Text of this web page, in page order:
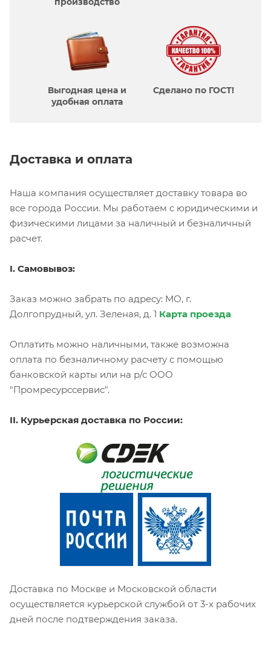
Выгодная цена и
удобная оплата
Сделано по ГОСТ!
Доставка и оплата
Наша компания осуществляет доставку товара во
все города России. Мы работаем с юридическими и
физическими лицами за наличный и безналичный
расчет.
I. Самовывоз:
Заказ можно забрать по адресу: МО, г.
Долгопрудный, ул. Зеленая, д. 1 Карта проезда
Оплатить можно наличными, также возможна
оплата по безналичному расчету с помощью
банковской карты или на р/с ООО
"Промресурссервис".
II. Курьерская доставка по России:
Доставка по Москве и Московской области
осуществляется курьерской службой от 3-х рабочих
дней после подтверждения заказа.